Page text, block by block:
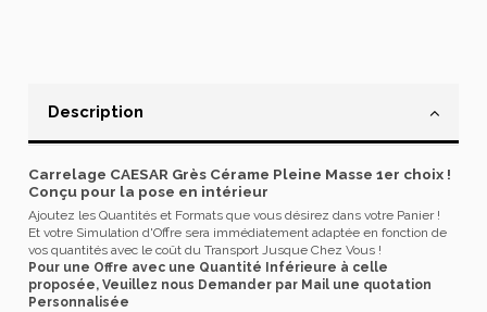
Description
Carrelage CAESAR Grès Cérame Pleine Masse 1er choix !
Conçu pour la pose en intérieur
Ajoutez les Quantités et Formats que vous désirez dans votre Panier !
Et votre Simulation d'Offre sera immédiatement adaptée en fonction de
vos quantités avec le coût du Transport Jusque Chez Vous !
Pour une Offre avec une Quantité Inférieure à celle
proposée, Veuillez nous Demander par Mail une quotation
Personnalisée